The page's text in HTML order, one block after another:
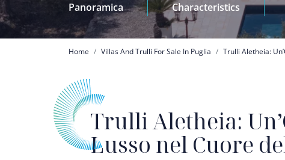
Panoramica Characteristics
Briciole di pane
Home Villas And Trulli For Sale In Puglia Trulli Aletheia:
Trulli Aletheia:
Lusso nel Cuore